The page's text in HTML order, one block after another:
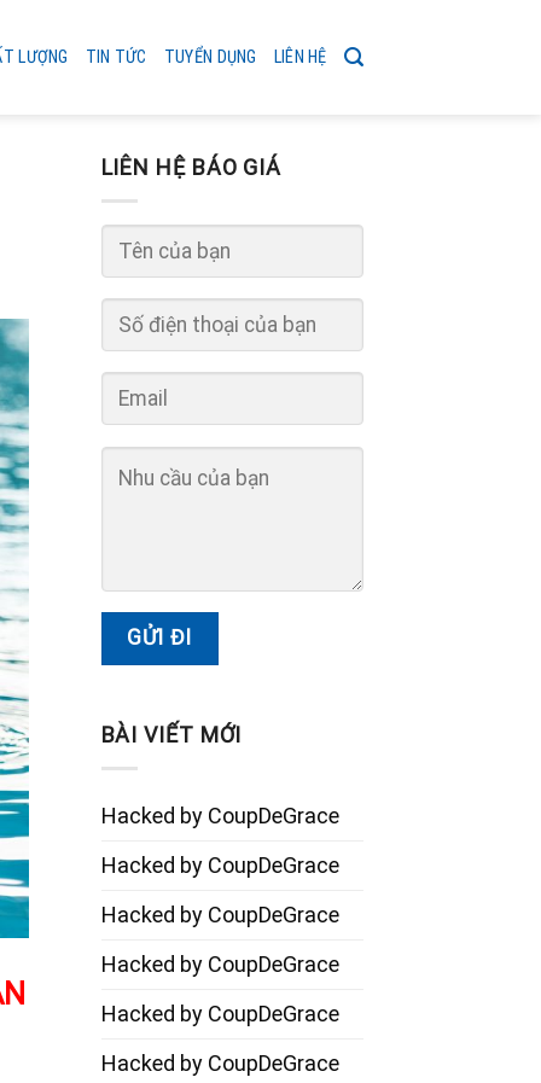
LƯỢNG TIN TỨC TUYỂN DỤNG LIÊN HỆ
LIÊN HỆ BÁO GIÁ
BÀI VIẾT MỚI
Hacked by CoupDeGrace
Hacked by CoupDeGrace
Hacked by CoupDeGrace
Hacked by CoupDeGrace
Hacked by CoupDeGrace
Hacked by CoupDeGrace